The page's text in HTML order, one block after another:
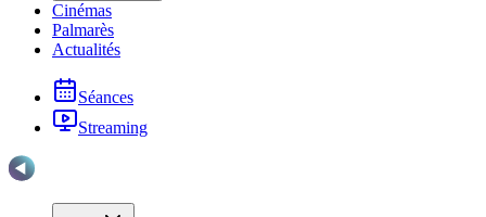
Cinémas
Palmarès
Actualités
Séances
Streaming